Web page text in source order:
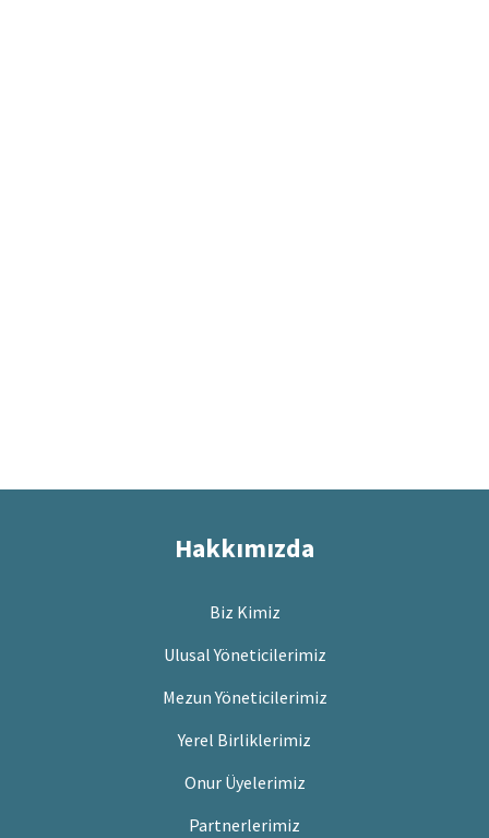
Hakkımızda
Biz Kimiz
Ulusal Yöneticilerimiz
Mezun Yöneticilerimiz
Yerel Birliklerimiz
Onur Üyelerimiz
Partnerlerimiz